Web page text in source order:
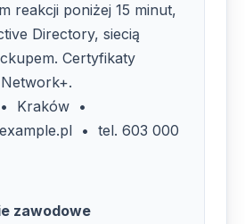
reakcji poniżej 15 minut,
Directory, siecią
Certyfikaty
Kraków •
• tel. 603 000
zawodowe